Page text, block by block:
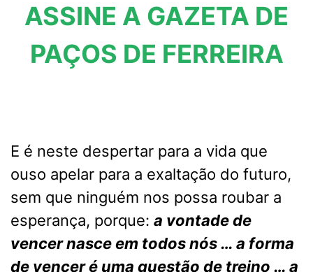
ASSINE A GAZETA DE
PAÇOS DE FERREIRA
E é neste despertar para a vida que
ouso apelar para a exaltação do futuro,
sem que ninguém nos possa roubar a
esperança, porque: a vontade de
vencer nasce em todos nós … a forma
de vencer é uma questão de treino … a